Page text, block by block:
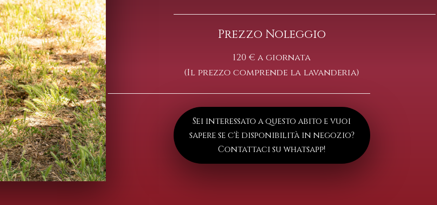
Prezzo Noleggio
120 € a giornata
(Il prezzo comprende la lavanderia)
Sei interessato a questo abito e vuoi
sapere se c'è disponibilità in negozio?
Contattaci su whatsapp!